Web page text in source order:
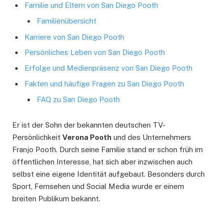
Familie und Eltern von San Diego Pooth
Familienübersicht
Karriere von San Diego Pooth
Persönliches Leben von San Diego Pooth
Erfolge und Medienpräsenz von San Diego Pooth
Fakten und häufige Fragen zu San Diego Pooth
FAQ zu San Diego Pooth
Er ist der Sohn der bekannten deutschen TV-
Persönlichkeit Verona Pooth und des Unternehmers
Franjo Pooth. Durch seine Familie stand er schon früh im
öffentlichen Interesse, hat sich aber inzwischen auch
selbst eine eigene Identität aufgebaut. Besonders durch
Sport, Fernsehen und Social Media wurde er einem
breiten Publikum bekannt.